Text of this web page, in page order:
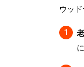
ウッ